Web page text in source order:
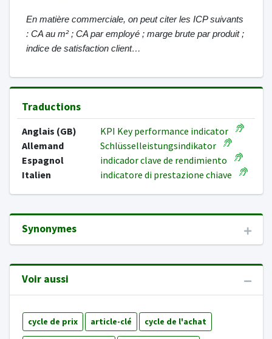
En matière commerciale, on peut citer les ICP suivants
: CA au m² ; CA par employé ; marge brute par produit ;
indice de satisfaction client…
Traductions
Anglais (GB)
KPI Key performance indicator
Allemand
Schlüsselleistungsindikator
Espagnol
indicador clave de rendimiento
Italien
indicatore di prestazione chiave
Synonymes
Voir aussi
cycle de prix article-clé cycle de l'achat